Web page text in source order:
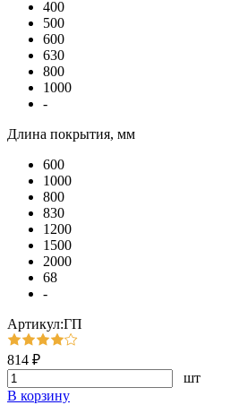
400
500
600
630
800
1000
-
Длина покрытия, мм
600
1000
800
830
1200
1500
2000
68
-
Артикул:ГП
814 ₽
шт
В корзину